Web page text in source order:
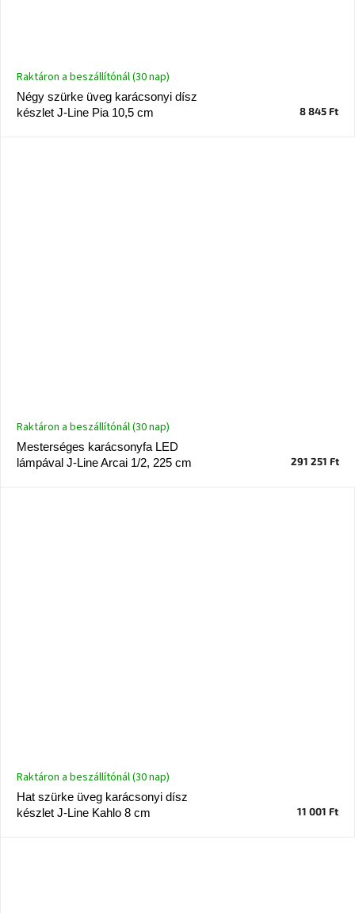
Négy szürke üveg karácsonyi dísz
készlet J-Line Pia 10,5 cm
Raktáron a beszállítónál (30 nap)
8 845 Ft
Mesterséges karácsonyfa LED
lámpával J-Line Arcai 1/2, 225 cm
Raktáron a beszállítónál (30 nap)
291 251 Ft
Hat szürke üveg karácsonyi dísz
készlet J-Line Kahlo 8 cm
Raktáron a beszállítónál (30 nap)
11 001 Ft